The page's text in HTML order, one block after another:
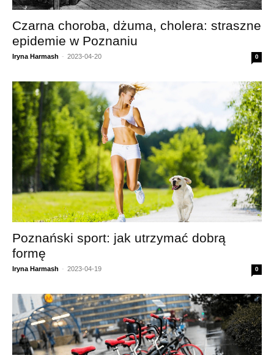
Czarna choroba, dżuma, cholera: straszne
epidemie w Poznaniu
Iryna Harmash - 2023-04-20 0
Poznański sport: jak utrzymać dobrą
formę
Iryna Harmash - 2023-04-19 0